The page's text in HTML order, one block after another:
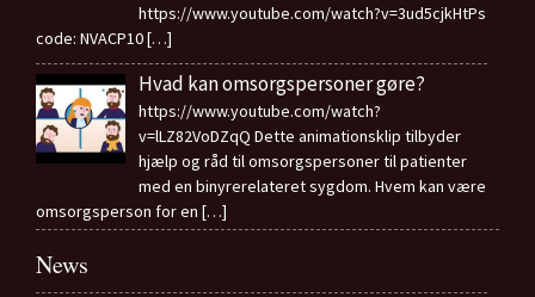
https://www.youtube.com/watch?v=3ud5cjkHtPs
code: NVACP10[…]
Hvad kan omsorgspersoner gøre?
https://www.youtube.com/watch?
v=lLZ82VoDZqQ Dette animationsklip tilbyder
hjælp og råd til omsorgspersoner til patienter
med en binyrerelateret sygdom. Hvem kan være
omsorgsperson for en […]
News